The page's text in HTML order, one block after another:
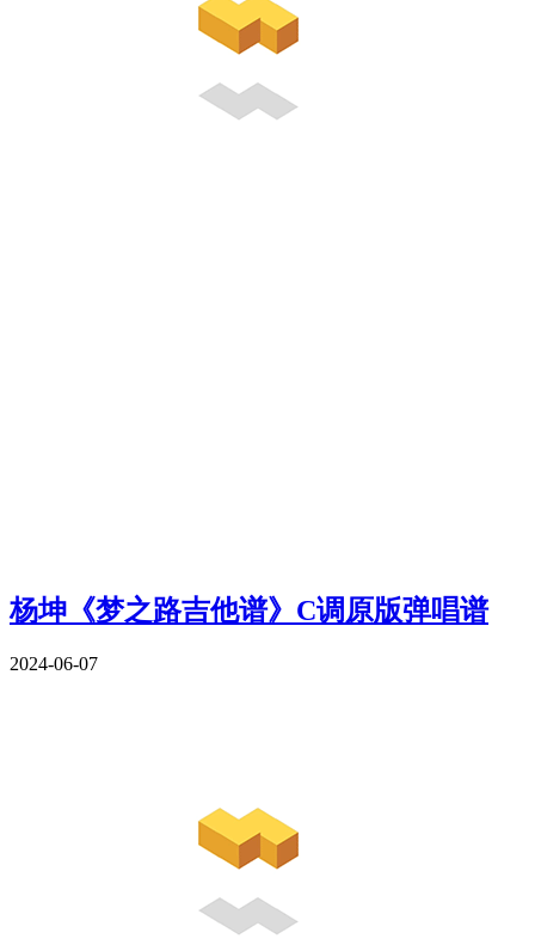
杨坤《梦之路吉他谱》C调原版弹唱谱
2024-06-07